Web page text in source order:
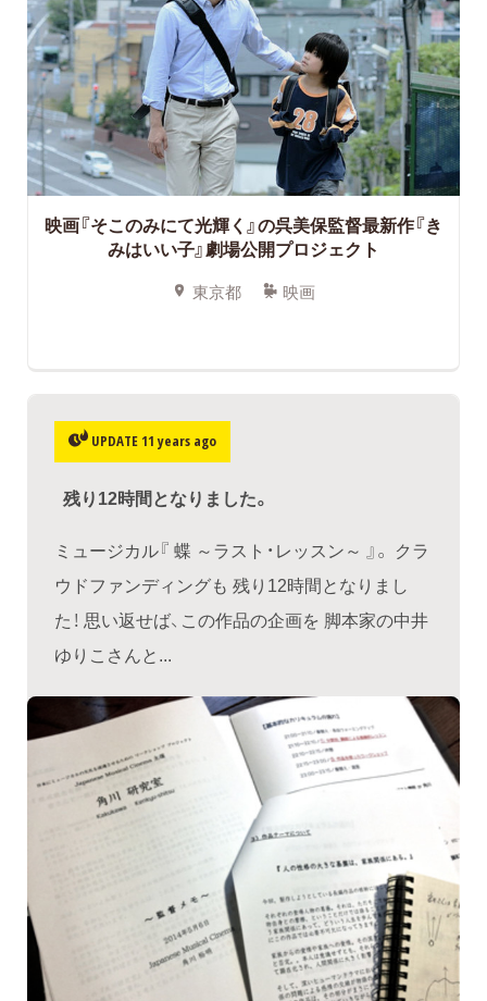
映画『そこのみにて光輝く』の呉美保監督最新作『き
みはいい子』劇場公開プロジェクト
東京都 映画
UPDATE 11 years ago
残り12時間となりました。
ミュージカル『 蝶 ～ラスト・レッスン～ 』。 クラ
ウドファンディングも 残り12時間となりまし
た！ 思い返せば、この作品の企画を 脚本家の中井
ゆりこさんと...